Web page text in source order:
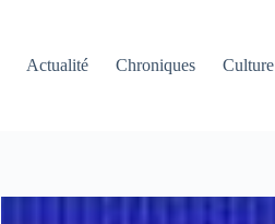
Actualité
Chroniques Culture